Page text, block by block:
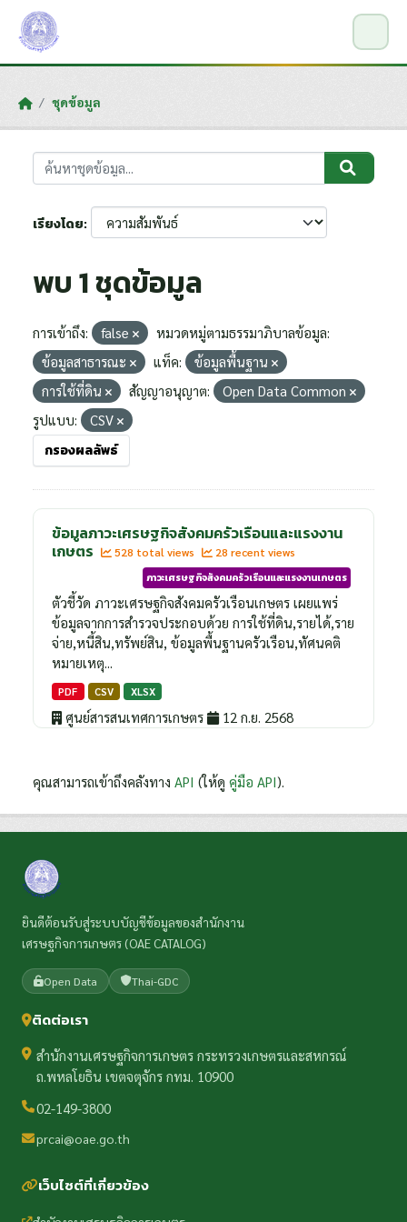
Skip to main content
ชุดข้อมูล
เรียงโดย
พบ 1 ชุดข้อมูล
การเข้าถึง: false
หมวดหมู่ตามธรรมาภิบาลข้อมูล:
ข้อมูลสาธารณะ
แท็ค:
ข้อมูลพื้นฐาน
การใช้ที่ดิน
สัญญาอนุญาต:
Open Data Common
รูปแบบ:
CSV
กรองผลลัพธ์
ข้อมูลภาวะเศรษฐกิจสังคมครัวเรือนและแรงงาน
เกษตร
528 total views
28 recent views
ภาวะเศรษฐกิจสังคมครัวเรือนและแรงงานเกษตร
ตัวชี้วัด ภาวะเศรษฐกิจสังคมครัวเรือนเกษตร เผยแพร่
ข้อมูลจากการสำรวจประกอบด้วย การใช้ที่ดิน,รายได้,ราย
จ่าย,หนี้สิน,ทรัพย์สิน, ข้อมูลพื้นฐานครัวเรือน,ทัศนคติ
หมายเหตุ...
PDF CSV XLSX
ศูนย์สารสนเทศการเกษตร 12 ก.ย. 2568
คุณสามารถเข้าถึงคลังทาง API (ให้ดู คู่มือ API).
ยินดีต้อนรับสู่ระบบบัญชีข้อมูลของสำนักงาน
เศรษฐกิจการเกษตร (OAE CATALOG)
Open Data Thai-GDC
ติดต่อเรา
สำนักงานเศรษฐกิจการเกษตร กระทรวงเกษตรและสหกรณ์
ถ.พหลโยธิน เขตจตุจักร กทม. 10900
02-149-3800
prcai@oae.go.th
เว็บไซต์ที่เกี่ยวข้อง